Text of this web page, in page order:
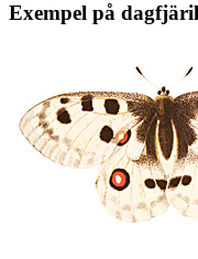
Exempel på